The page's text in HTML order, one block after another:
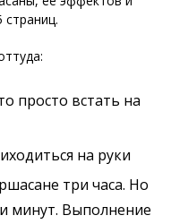
просто встать на
на руки
три часа. Но
минут. Выполнение